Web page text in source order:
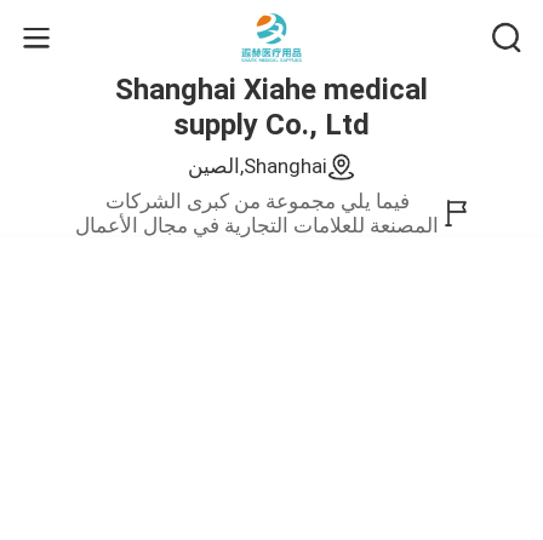
Shanghai Xiahe medical
supply Co., Ltd
Shanghai,الصين
فيما يلي مجموعة من كبرى الشركات
المصنعة للعلامات التجارية في مجال الأعمال